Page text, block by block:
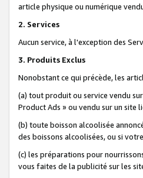
article physique ou numérique
2. Services
Aucun service, à l'exception des
3. Produits Exclus
Nonobstant ce qui précède, les
(a) tout produit ou service vendu
Product Ads » ou vendu sur un site
(b) toute boisson alcoolisée
des boissons alcoolisées, ou si
(c) les préparations pour
vous faites de la publicité sur les